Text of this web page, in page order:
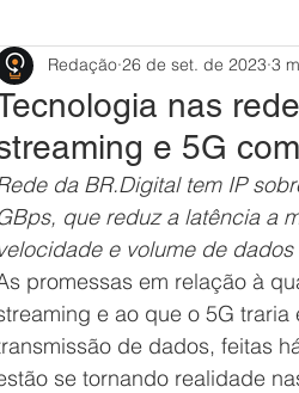
Senior Sistemas
nas
e 5G
Redação 26 de set. de 2023 3
da BR.Digital tem IP
que reduz a latência a
e volume de
promessas em relação à
e ao que o 5G traria
de dados, feitas
se tornando realidade